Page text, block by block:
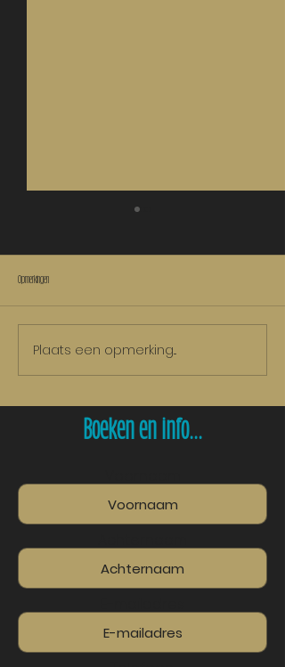
ADEMWOLKJES
Opmerkingen
Plaats een opmerking...
Boeken en info...